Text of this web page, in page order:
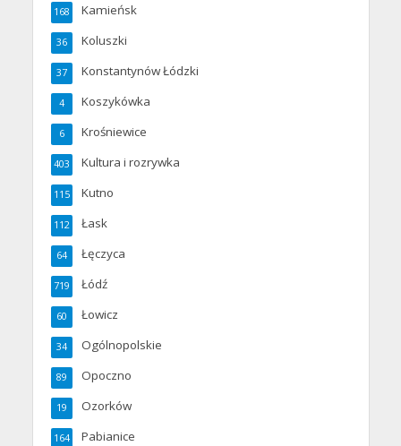
Kamieńsk
168
Koluszki
36
Konstantynów Łódzki
37
Koszykówka
4
Krośniewice
6
Kultura i rozrywka
403
Kutno
115
Łask
112
Łęczyca
64
Łódź
719
Łowicz
60
Ogólnopolskie
34
Opoczno
89
Ozorków
19
Pabianice
164